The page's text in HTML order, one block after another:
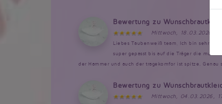
Bewertung zu Wunschbrautkleid
Mittwoch, 18.03.2026,
Liebes Taubenweiß team, Ich bin sehr
super gepasst bis auf die Träger die
der Hammer und auch der tragekomfor ist spitze. Genau
Bewertung zu
Mittwoch, 04.03.2026,